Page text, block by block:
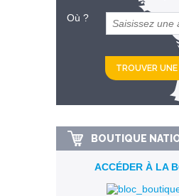
Où ?
et
km alentour
BOUTIQUE
ACCÉDER À LA